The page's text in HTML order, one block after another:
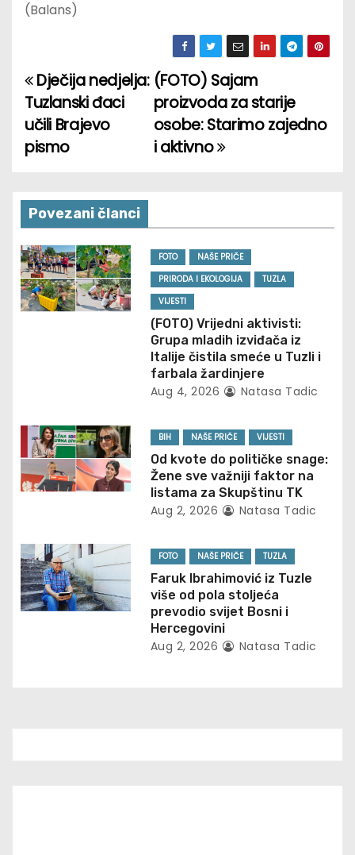
(Balans)
P
o
s
n
a
v
i
t
i
o
(FOTO) Sajam
proizvoda za starije
osobe: Starimo zajedno
i aktivno
Dječija nedjelja:
Tuzlanski đaci
učili Brajevo
pismo
Povezani članci
FOTO
NAŠE PRIČE
PRIRODA I EKOLOGIJA
TUZLA
VIJESTI
(FOTO) Vrijedni aktivisti:
Grupa mladih izviđača iz
Italije čistila smeće u Tuzli i
farbala žardinjere
Aug 4, 2026 Natasa Tadic
BIH NAŠE PRIČE VIJESTI
Od kvote do političke snage:
Žene sve važniji faktor na
listama za Skupštinu TK
Aug 2, 2026 Natasa Tadic
FOTO NAŠE PRIČE TUZLA
Faruk Ibrahimović iz Tuzle
više od pola stoljeća
prevodio svijet Bosni i
Hercegovini
Aug 2, 2026 Natasa Tadic